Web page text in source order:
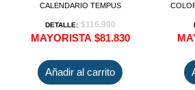
CALENDARIO TEMPUS
DETALLE: $116.900
MAYORISTA $81.830
Añadir al carrito